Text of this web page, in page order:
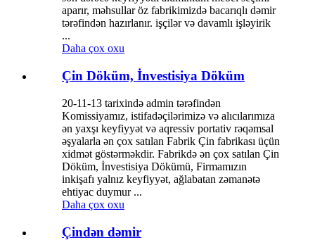
aparır, məhsullar öz fabrikimizdə bacarıqlı dəmir
tərəfindən hazırlanır. işçilər və davamlı işləyirik
...
Daha çox oxu
Çin Döküm, İnvestisiya Döküm
20-11-13 tarixində admin tərəfindən
Komissiyamız, istifadəçilərimizə və alıcılarımıza
ən yaxşı keyfiyyət və aqressiv portativ rəqəmsal
əşyalarla ən çox satılan Fabrik Çin fabrikası üçün
xidmət göstərməkdir. Fabrikdə ən çox satılan Çin
Döküm, İnvestisiya Dökümü, Firmamızın
inkişafı yalnız keyfiyyət, ağlabatan zəmanətə
ehtiyac duymur ...
Daha çox oxu
Çindən dəmir